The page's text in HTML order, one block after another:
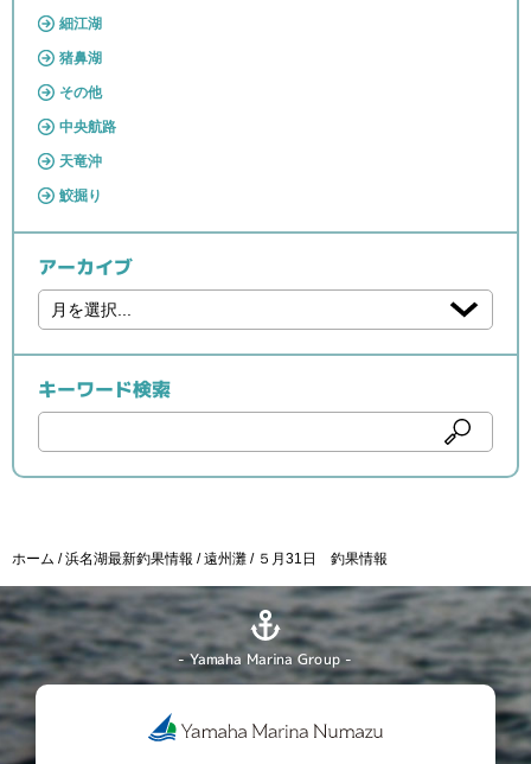
細江湖
猪鼻湖
その他
中央航路
天竜沖
鮫掘り
アーカイブ
キーワード検索
ホーム 浜名湖最新釣果情報 遠州灘 ５月31日 釣果情報
- Yamaha Marina Group -